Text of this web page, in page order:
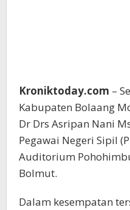
Kroniktoday.com –
Kabupaten Bolaang
Dr Drs Asripan Nani
Pegawai Negeri Sipil
Auditorium
Bolmut.
Dalam kesempatan